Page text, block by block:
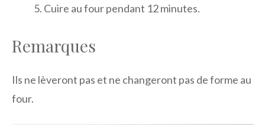
Cuire au four pendant 12 minutes.
Remarques
Ils ne lèveront pas et ne changeront pas de forme au
four.